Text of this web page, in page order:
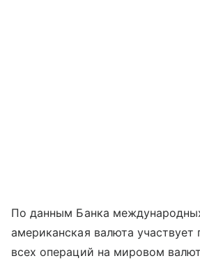
По данным Банка
американская валюта
всех операций на мировом